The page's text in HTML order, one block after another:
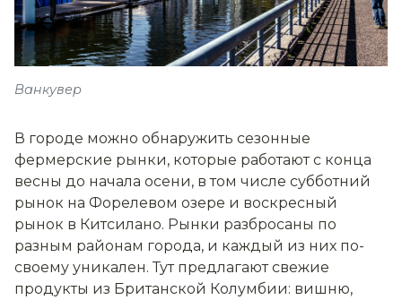
Ванкувер
В городе можно обнаружить сезонные
фермерские рынки, которые работают с конца
весны до начала осени, в том числе субботний
рынок на Форелевом озере и воскресный
рынок в Китсилано. Рынки разбросаны по
разным районам города, и каждый из них по-
своему уникален. Тут предлагают свежие
продукты из Британской Колумбии: вишню,